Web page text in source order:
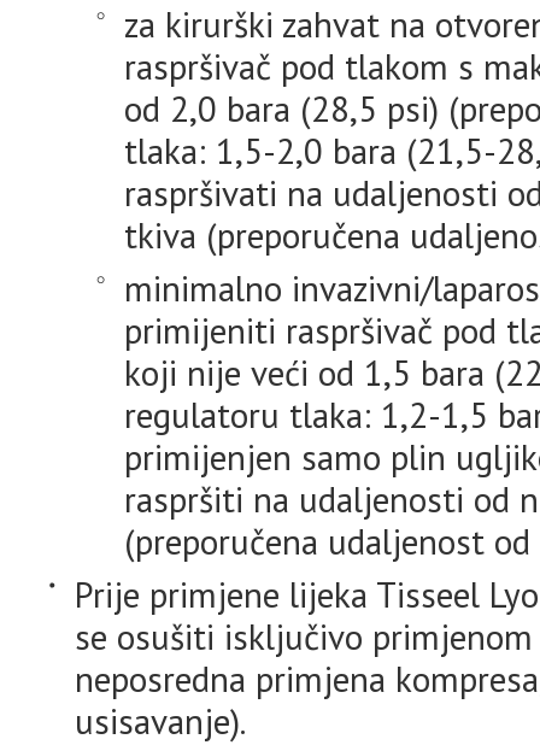
za kirurški zahvat na
raspršivač pod tlakom s
od 2,0 bara (28,5 psi)
tlaka: 1,5-2,0 bara (21,5-
raspršivati na udaljenosti
tkiva (preporučena
minimalno invazivni/
primijeniti raspršivač pod
koji nije veći od 1,5 bara
regulatoru tlaka: 1,2-1,5
primijenjen samo plin
raspršiti na udaljenosti od
(preporučena udaljenost
Prije primjene lijeka Tisseel
se osušiti isključivo
neposredna primjena
usisavanje).